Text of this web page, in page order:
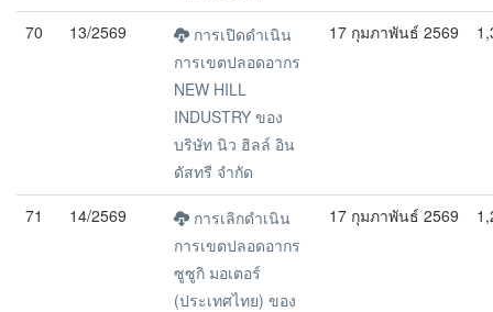
70 13/2569
การเปิดดำเนิน
การเขตปลอดอากร
NEW HILL
INDUSTRY ของ
บริษัท นิว ฮิลล์ อิน
ดัสทรี จำกัด
17 กุมภาพันธ์ 2569
71 14/2569
การเลิกดำเนิน
การเขตปลอดอากร
ซูซูกิ มอเตอร์
(ประเทศไทย) ของ
17 กุมภาพันธ์ 2569